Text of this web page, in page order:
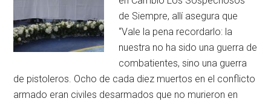
de Siempre, allí asegura que
“Vale la pena recordarlo: la
nuestra no ha sido una guerra de
combatientes, sino una guerra
de pistoleros. Ocho de cada diez muertos en el conflicto
armado eran civiles desarmados que no murieron en